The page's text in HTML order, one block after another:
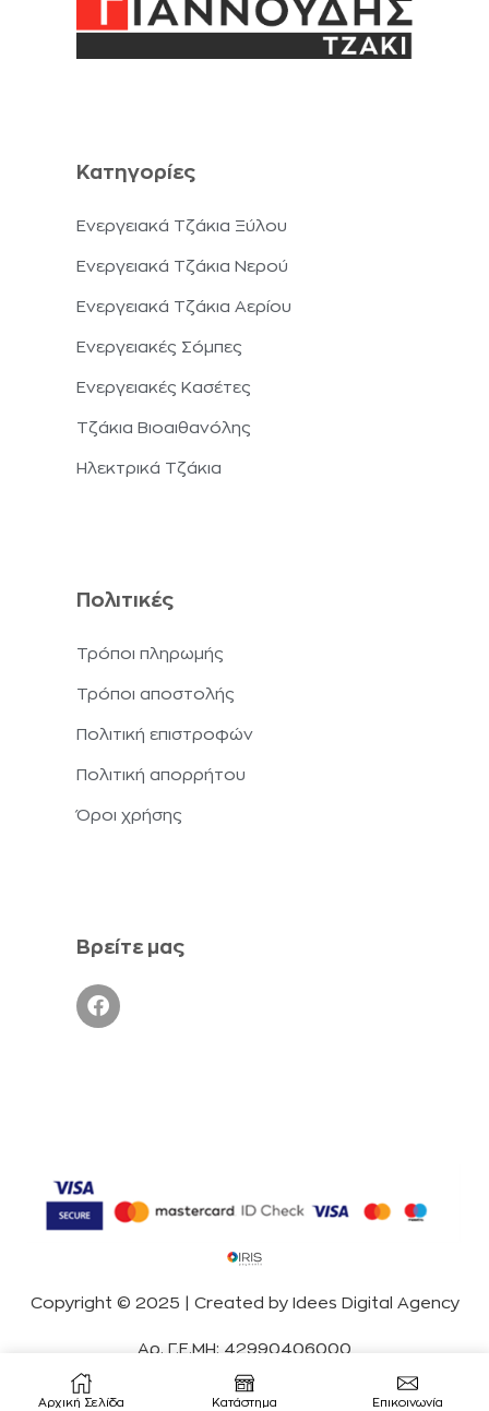
Κατηγορίες
Ενεργειακά Τζάκια Ξύλου
Ενεργειακά Τζάκια Νερού
Ενεργειακά Τζάκια Αερίου
Ενεργειακές Σόμπες
Ενεργειακές Κασέτες
Τζάκια Βιοαιθανόλης
Ηλεκτρικά Τζάκια
Πολιτικές
Τρόποι πληρωμής
Τρόποι αποστολής
Πολιτική επιστροφών
Πολιτική απορρήτου
Όροι χρήσης
Βρείτε μας
Copyright © 2025 | Created by Idees Digital Agency
Αρ. Γ.Ε.ΜΗ: 42990406000
Αρχική Σελίδα Κατάστημα Επικοινωνία